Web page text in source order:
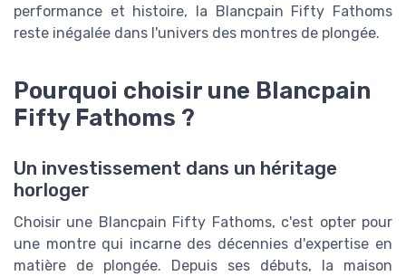
performance et histoire, la Blancpain Fifty Fathoms
reste inégalée dans l'univers des montres de plongée.
Pourquoi choisir une Blancpain
Fifty Fathoms ?
Un investissement dans un héritage
horloger
Choisir une Blancpain Fifty Fathoms, c'est opter pour
une montre qui incarne des décennies d'expertise en
matière de plongée. Depuis ses débuts, la maison